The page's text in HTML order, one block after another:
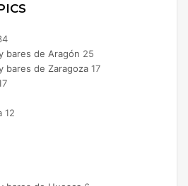
bares de Aragón 25
bares de Zaragoza 17
12